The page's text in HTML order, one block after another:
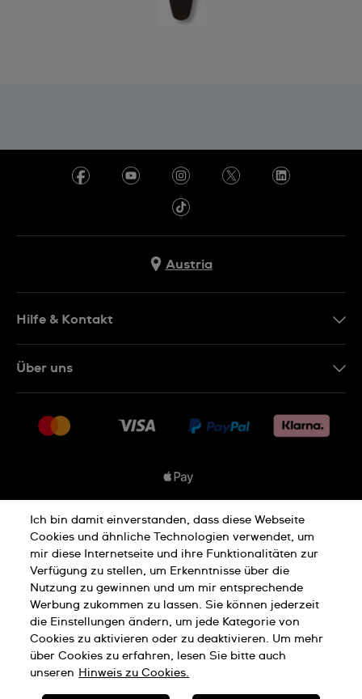
Austria
Hilfe & Kontakt
Rückgaberecht
Über uns
Jobs
Datenschutzbedingungen
Hinweis Zu Cookies
Nutzungsbedingungen Impressum
SWISS MADE
Ich bin damit einverstanden, dass diese Webseite
Cookies und ähnliche Technologien verwendet, um
mir diese Internetseite und ihre Funktionalitäten zur
Verfügung zu stellen, um Erkenntnisse über die
Nutzung zu gewinnen und um mir entsprechende
Werbung zukommen zu lassen. Sie können jederzeit
die Einstellungen ändern, um jede Kategorie von
Cookies zu aktivieren oder zu deaktivieren. Um mehr
über Cookies zu erfahren, lesen Sie bitte auch
unseren Hinweis zu Cookies.